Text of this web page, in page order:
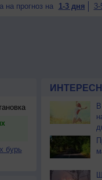
на прогноз на 1-3 дня
бурь